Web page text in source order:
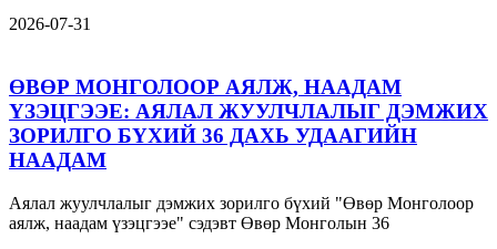
2026-07-31
ӨВӨР МОНГОЛООР АЯЛЖ, НААДАМ
ҮЗЭЦГЭЭЕ: АЯЛАЛ ЖУУЛЧЛАЛЫГ ДЭМЖИХ
ЗОРИЛГО БҮХИЙ 36 ДАХЬ УДААГИЙН
НААДАМ
Аялал жуулчлалыг дэмжих зорилго бүхий "Өвөр Монголоор
аялж, наадам үзэцгээе" сэдэвт Өвөр Монголын 36